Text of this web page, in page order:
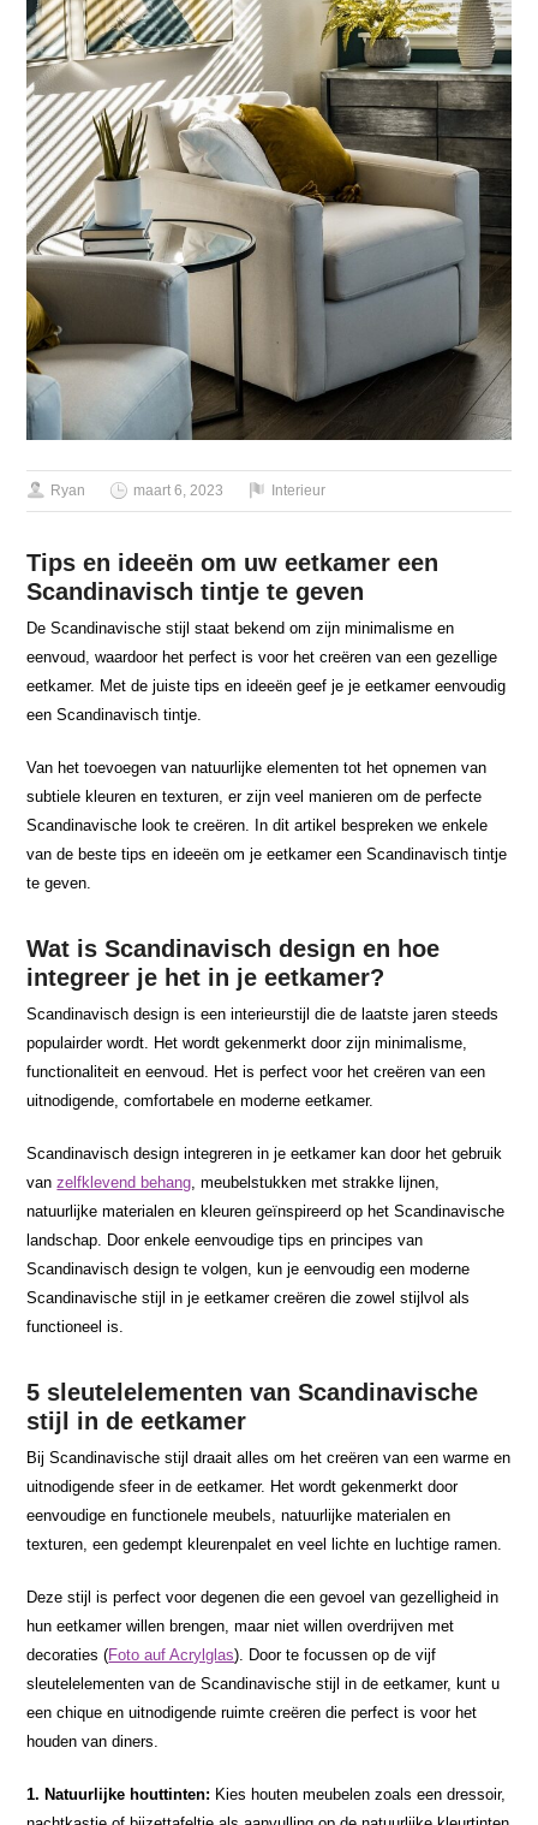
Ryan maart 6, 2023 Interieur
Tips en ideeën om uw eetkamer een
Scandinavisch tintje te geven
De Scandinavische stijl staat bekend om zijn minimalisme en
eenvoud, waardoor het perfect is voor het creëren van een gezellige
eetkamer. Met de juiste tips en ideeën geef je je eetkamer eenvoudig
een Scandinavisch tintje.
Van het toevoegen van natuurlijke elementen tot het opnemen van
subtiele kleuren en texturen, er zijn veel manieren om de perfecte
Scandinavische look te creëren. In dit artikel bespreken we enkele
van de beste tips en ideeën om je eetkamer een Scandinavisch tintje
te geven.
Wat is Scandinavisch design en hoe
integreer je het in je eetkamer?
Scandinavisch design is een interieurstijl die de laatste jaren steeds
populairder wordt. Het wordt gekenmerkt door zijn minimalisme,
functionaliteit en eenvoud. Het is perfect voor het creëren van een
uitnodigende, comfortabele en moderne eetkamer.
Scandinavisch design integreren in je eetkamer kan door het gebruik
vanzelfklevend behang, meubelstukken met strakke lijnen,
natuurlijke materialen en kleuren geïnspireerd op het Scandinavische
landschap. Door enkele eenvoudige tips en principes van
Scandinavisch design te volgen, kun je eenvoudig een moderne
Scandinavische stijl in je eetkamer creëren die zowel stijlvol als
functioneel is.
5 sleutelelementen van Scandinavische
stijl in de eetkamer
Bij Scandinavische stijl draait alles om het creëren van een warme en
uitnodigende sfeer in de eetkamer. Het wordt gekenmerkt door
eenvoudige en functionele meubels, natuurlijke materialen en
texturen, een gedempt kleurenpalet en veel lichte en luchtige ramen.
Deze stijl is perfect voor degenen die een gevoel van gezelligheid in
hun eetkamer willen brengen, maar niet willen overdrijven met
decoraties (Foto auf Acrylglas). Door te focussen op de vijf
sleutelelementen van de Scandinavische stijl in de eetkamer, kunt u
een chique en uitnodigende ruimte creëren die perfect is voor het
houden van diners.
1. Natuurlijke houttinten: Kies houten meubelen zoals een dressoir,